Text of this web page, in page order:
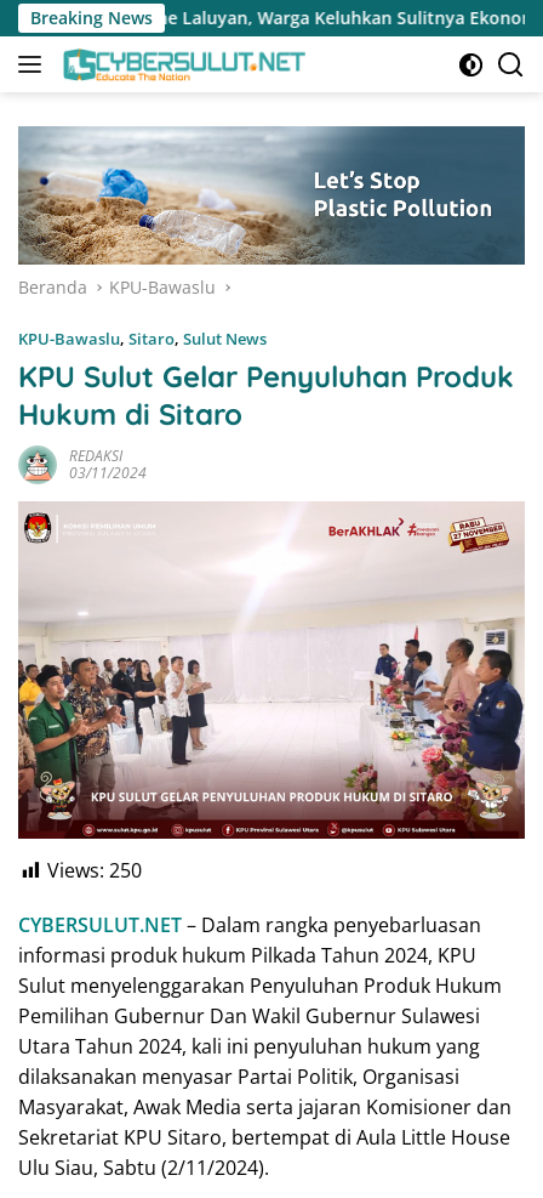
Langsung
ke
konten
Breaking News
Warga Keluhkan Sulitnya Ekonomi dan Akses Pasar UMKM
Beranda KPU-Bawaslu
KPU-Bawaslu, Sitaro, Sulut News
KPU Sulut Gelar Penyuluhan Produk
Hukum di Sitaro
REDAKSI
03/11/2024
Views: 250
CYBERSULUT.NET– Dalam rangka penyebarluasan
informasi produk hukum Pilkada Tahun 2024, KPU
Sulut menyelenggarakan Penyuluhan Produk Hukum
Pemilihan Gubernur Dan Wakil Gubernur Sulawesi
Utara Tahun 2024, kali ini penyuluhan hukum yang
dilaksanakan menyasar Partai Politik, Organisasi
Masyarakat, Awak Media serta jajaran Komisioner dan
Sekretariat KPU Sitaro, bertempat di Aula Little House
Ulu Siau, Sabtu (2/11/2024).